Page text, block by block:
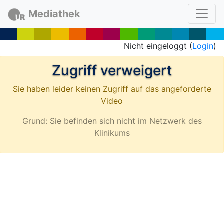
Mediathek
Nicht eingeloggt (Login)
Zugriff verweigert
Sie haben leider keinen Zugriff auf das angeforderte
Video
Grund: Sie befinden sich nicht im Netzwerk des
Klinikums